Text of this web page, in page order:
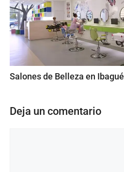
Salones de Belleza en Ibagué
Deja un comentario